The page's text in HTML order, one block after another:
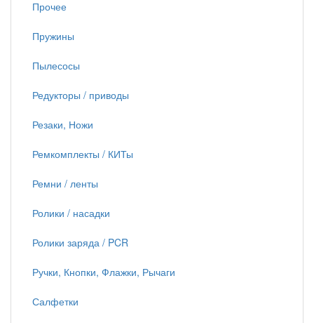
Прочее
Пружины
Пылесосы
Редукторы / приводы
Резаки, Ножи
Ремкомплекты / КИТы
Ремни / ленты
Ролики / насадки
Ролики заряда / PCR
Ручки, Кнопки, Флажки, Рычаги
Салфетки